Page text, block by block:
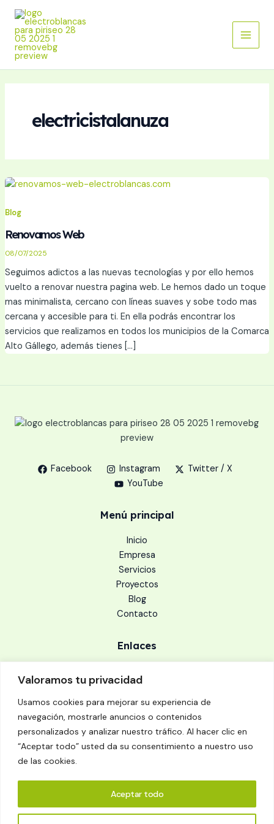
Valoramos tu privacidad
Usamos cookies para mejorar su experiencia de
navegación, mostrarle anuncios o contenidos
personalizados y analizar nuestro tráfico. Al hacer clic en
“Aceptar todo” usted da su consentimiento a nuestro uso
de las cookies.
Aceptar todo
contenido
Menu
electricistalanuza
Blog
Renovamos Web
08/07/2025
Seguimos adictos a las nuevas tecnologías y por ello hemos
vuelto a renovar nuestra pagina web. Le hemos dado un toque
mas minimalista, cercano con líneas suaves y sobe todo mas
cercana y accesible para ti. En ella podrás encontrar los
servicios que realizamos en todos los municipios de la Comarca
Alto Gállego, además tienes […]
Facebook Instagram
Twitter / X
YouTube
Menú principal
Inicio
Empresa
Servicios
Proyectos
Blog
Contacto
Enlaces
Política de cookies
Política de privacidad
Dirección
Calle Puente Gállego, 19 Sallent de Gállego. 22640 Huesca